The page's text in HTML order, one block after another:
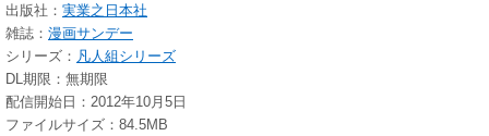
出版社： 実業之日本社
雑誌： 漫画サンデー
シリーズ： 凡人組シリーズ
DL期限：無期限
配信開始日：2012年10月5日
ファイルサイズ：84.5MB